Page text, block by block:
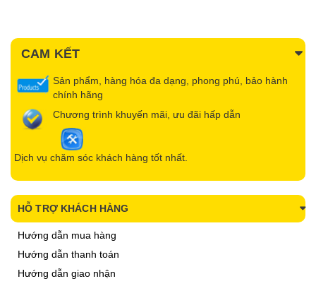
CAM KẾT
Sản phẩm, hàng hóa đa dạng, phong phú, bảo hành
chính hãng
Chương trình khuyến mãi, ưu đãi hấp dẫn
Dịch vụ chăm sóc khách hàng tốt nhất.
HỖ TRỢ KHÁCH HÀNG
Hướng dẫn mua hàng
Hướng dẫn thanh toán
Hướng dẫn giao nhận